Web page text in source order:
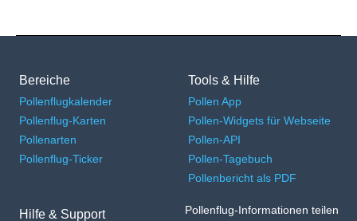
Bereiche
Pollenflugkalender
Pollenflug-Karten
Pollenarten
Pollenflug-Ticker
Tools & Hilfe
Pollen App
Pollen-Widgets für Webseite
Pollen-API
Pollen-Tagebuch
Pollenbericht als PDF
Hilfe & Support Pollenflug-Informationen teilen